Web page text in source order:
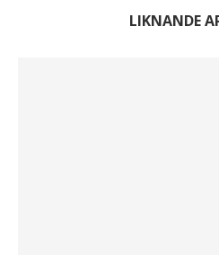
LIKNANDE